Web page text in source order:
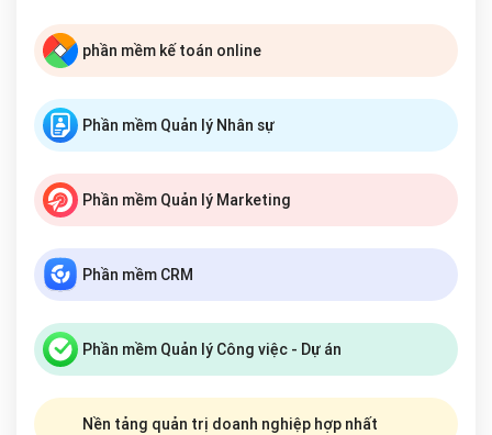
phần mềm kế toán online
Phần mềm Quản lý Nhân sự
Phần mềm Quản lý Marketing
Phần mềm CRM
Phần mềm Quản lý Công việc - Dự án
Nền tảng quản trị doanh nghiệp hợp nhất